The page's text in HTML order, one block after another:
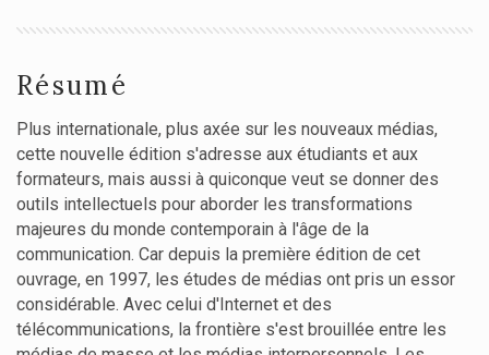
Résumé
Plus internationale, plus axée sur les nouveaux médias,
cette nouvelle édition s'adresse aux étudiants et aux
formateurs, mais aussi à quiconque veut se donner des
outils intellectuels pour aborder les transformations
majeures du monde contemporain à l'âge de la
communication. Car depuis la première édition de cet
ouvrage, en 1997, les études de médias ont pris un essor
considérable. Avec celui d'Internet et des
télécommunications, la frontière s'est brouillée entre les